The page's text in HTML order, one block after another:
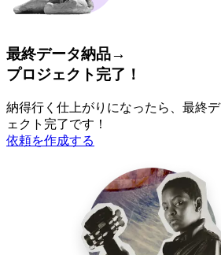
最終データ納品→
プロジェクト完了！
納得行く仕上がりになったら、最終
ェクト完了です！
依頼を作成する